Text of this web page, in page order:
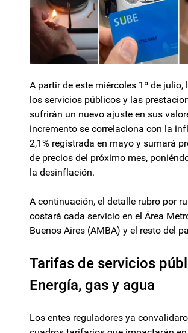
A partir de este miércoles 1º de julio,
los servicios públicos y las
sufrirán un nuevo ajuste en sus
incremento se correlaciona con la
2,1% registrada en mayo y sumará
de precios del próximo mes,
la desinflación.
A continuación, el detalle rubro por
costará cada servicio en el Área
Buenos Aires (AMBA) y el resto del
Tarifas de servicios
Energía, gas y agua
Los entes reguladores ya